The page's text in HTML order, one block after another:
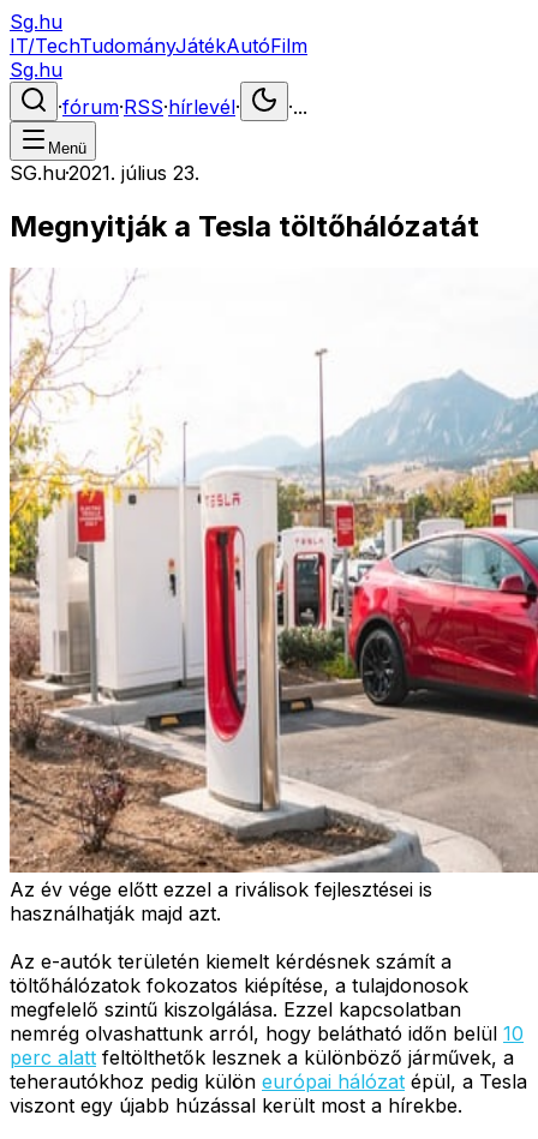
Sg.hu
IT/TechTudományJátékAutóFilm
Sg.hu
·fórum·RSS·hírlevél· ·...
Menü
SG.hu·2021. július 23.
Megnyitják a Tesla töltőhálózatát
Az év vége előtt ezzel a riválisok fejlesztései is
használhatják majd azt.
Az e-autók területén kiemelt kérdésnek számít a
töltőhálózatok fokozatos kiépítése, a tulajdonosok
megfelelő szintű kiszolgálása. Ezzel kapcsolatban
nemrég olvashattunk arról, hogy belátható időn belül 10
perc alatt feltölthetők lesznek a különböző járművek, a
teherautókhoz pedig külön európai hálózat épül, a Tesla
viszont egy újabb húzással került most a hírekbe.